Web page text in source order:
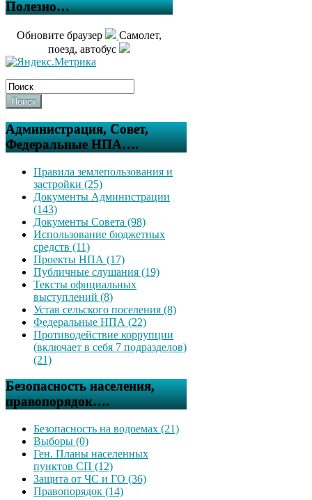
Полезно…
Обновите браузер
Самолет,
поезд, автобус
Поиск
Администрация, Совет,
Федеральные НПА….
Правила землепользования и
застройки (25)
Документы Администрации
(143)
Документы Совета (98)
Использование бюджетных
средств (11)
Проекты НПА (17)
Публичные слушания (19)
Тексты официальных
выступлений (8)
Устав сельского поселения (8)
Федеральные НПА (22)
Противодействие коррупции
(включает в себя 7 подразделов)
(21)
Безопасность населения,
правопорядок….
Безопасность на водоемах (21)
Выборы (0)
Ген. Планы населенных
пунктов СП (12)
Защита от ЧС и ГО (36)
Правопорядок (14)